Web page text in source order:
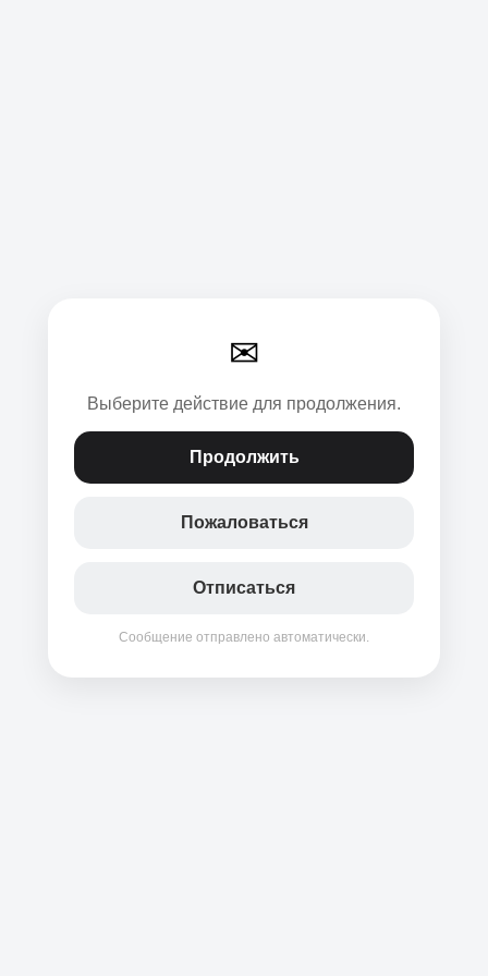
✉
Выберите действие для продолжения.
Продолжить
Пожаловаться
Отписаться
Сообщение отправлено автоматически.